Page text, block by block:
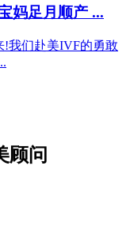
妈足月顺产 ...
!我们赴美IVF的勇敢
顾问